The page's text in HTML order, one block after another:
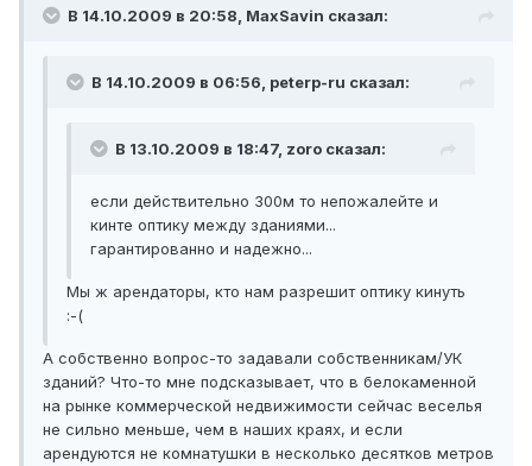
В 14.10.2009 в 20:58, MaxSavin сказал:
В 14.10.2009 в 06:56, peterp-ru сказал:
В 13.10.2009 в 18:47, zoro сказал:
если действительно 300м то непожалейте и
кинте оптику между зданиями...
гарантированно и надежно...
Мы ж арендаторы, кто нам разрешит оптику кинуть
:-(
А собственно вопрос-то задавали собственникам/УК
зданий? Что-то мне подсказывает, что в белокаменной
на рынке коммерческой недвижимости сейчас веселья
не сильно меньше, чем в наших краях, и если
арендуются не комнатушки в несколько десятков метров